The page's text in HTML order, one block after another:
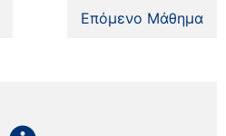
Επόμενο Μάθημα